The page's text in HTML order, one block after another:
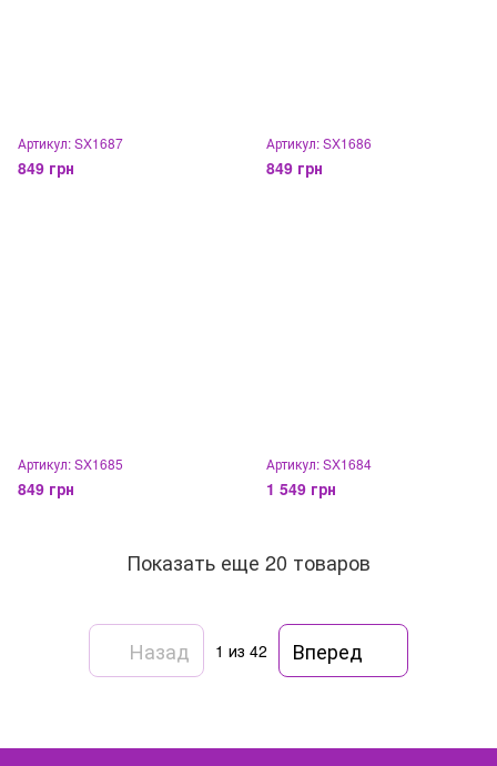
Артикул: SX1687
849 грн
Артикул: SX1686
849 грн
Артикул: SX1685
849 грн
Артикул: SX1684
1 549 грн
Показать еще 20 товаров
Назад 1 из 42 Вперед